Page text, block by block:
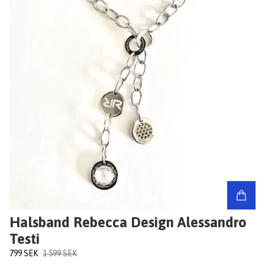
Halsband Rebecca Design Alessandro
Testi
799 SEK 1 599 SEK